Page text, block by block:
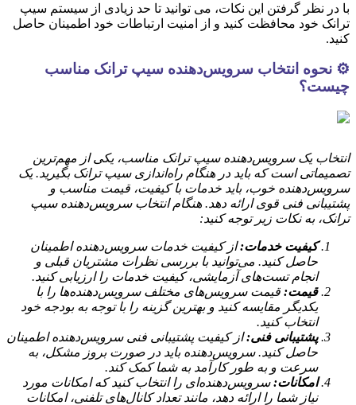
با در نظر گرفتن این نکات، می توانید تا حد زیادی از سیستم سیپ
ترانک خود محافظت کنید و از امنیت ارتباطات خود اطمینان حاصل
کنید.
⚙️ نحوه انتخاب سرویس‌دهنده سیپ ترانک مناسب
چیست؟
انتخاب یک سرویس‌دهنده سیپ ترانک مناسب، یکی از مهم‌ترین
تصمیماتی است که باید در هنگام راه‌اندازی سیپ ترانک بگیرید. یک
سرویس‌دهنده خوب، باید خدمات با کیفیت، قیمت مناسب و
پشتیبانی فنی قوی ارائه دهد. هنگام انتخاب سرویس‌دهنده سیپ
ترانک، به نکات زیر توجه کنید:
کیفیت خدمات:از کیفیت خدمات سرویس‌دهنده اطمینان
حاصل کنید. می‌توانید با بررسی نظرات مشتریان قبلی و
انجام تست‌های آزمایشی، کیفیت خدمات را ارزیابی کنید.
قیمت: قیمت سرویس‌های مختلف سرویس‌دهنده‌ها را با
یکدیگر مقایسه کنید و بهترین گزینه را با توجه به بودجه خود
انتخاب کنید.
پشتیبانی فنی:از کیفیت پشتیبانی فنی سرویس‌دهنده اطمینان
حاصل کنید. سرویس‌دهنده باید در صورت بروز مشکل، به
سرعت و به طور کارآمد به شما کمک کند.
امکانات:سرویس‌دهنده‌ای را انتخاب کنید که امکانات مورد
نیاز شما را ارائه دهد، مانند تعداد کانال‌های تلفنی، امکانات